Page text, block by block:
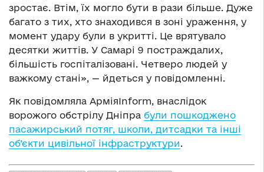
зростає. Втім, їх могло бути в рази більше. Дуже
багато з тих, хто знаходився в зоні ураження, у
момент удару були в укритті. Це врятувало
десятки життів. У Самарі 9 постраждалих,
більшість госпіталізовані. Четверо людей у
важкому стані», — йдеться у повідомленні.
Як повідомляла АрміяInform, внаслідок
ворожого обстрілу Дніпра були пошкоджено
пасажирський потяг, школи, дитсадки та інші
об’єкти цивільної інфраструктури.